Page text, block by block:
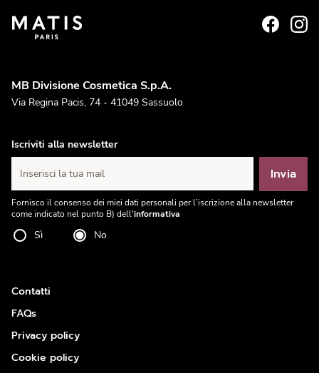
MB Divisione Cosmetica S.p.A.
Via Regina Pacis, 74 - 41049 Sassuolo
Iscriviti alla newsletter
Inserisci la tua mail Invia
Fornisco il consenso dei miei dati personali per l’iscrizione alla newsletter
come indicato nel punto B) dell'informativa
Sì No
Contatti
FAQs
Privacy policy
Cookie policy